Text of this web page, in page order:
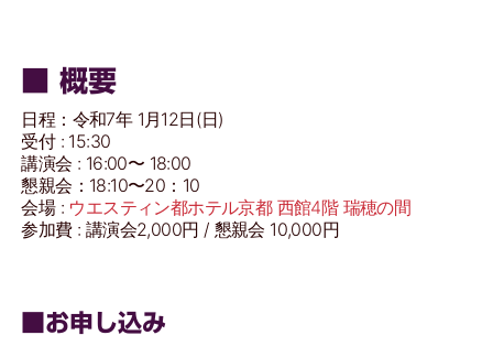
■ 概要
日程：令和7年 1月12日(日)
受付 : 15:30
講演会 : 16:00〜 18:00
懇親会：18:10〜20：10
会場 : ウエスティン都ホテル京都 西館4階 瑞穂の間
参加費 : 講演会2,000円 / 懇親会 10,000円
■お申し込み